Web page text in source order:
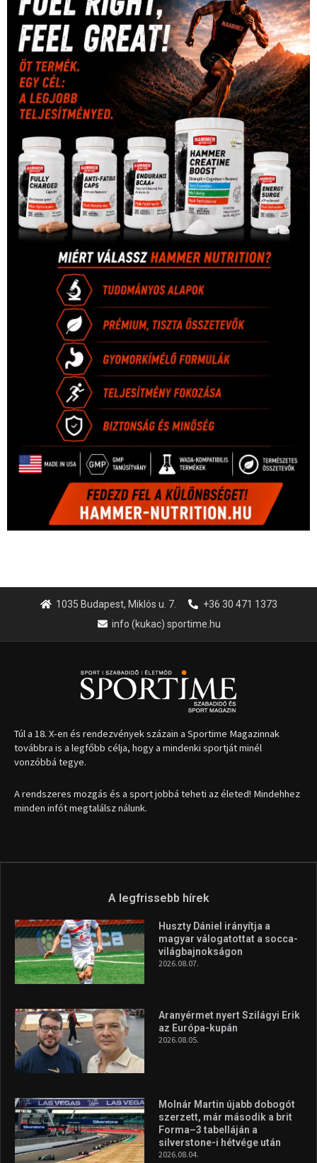
1035 Budapest, Miklós u. 7.
+36 30 471 1373
info (kukac) sportime.hu
Túl a 18. X-en és rendezvények százain a Sportime Magazinnak
továbbra is a legfőbb célja, hogy a mindenki sportját minél
vonzóbbá tegye.
A rendszeres mozgás és a sport jobbá teheti az életed! Mindehhez
minden infót megtalálsz nálunk.
A legfrissebb hírek
Huszty Dániel irányítja a
magyar válogatottat a socca-
világbajnokságon
2026.08.07.
Aranyérmet nyert Szilágyi Erik
az Európa-kupán
2026.08.05.
Molnár Martin újabb dobogót
szerzett, már második a brit
Forma–3 tabelláján a
silverstone-i hétvége után
2026.08.04.